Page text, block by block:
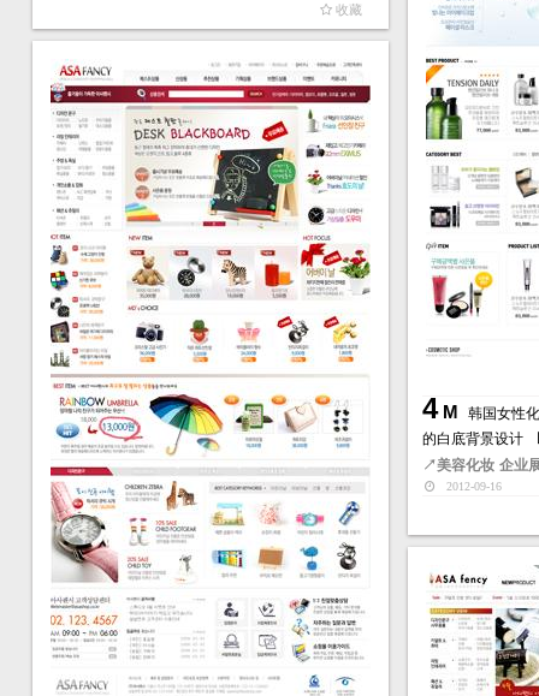
收藏
4M
韩国女性
的白底背景设计
↗美容化妆 企业
2012-09-16